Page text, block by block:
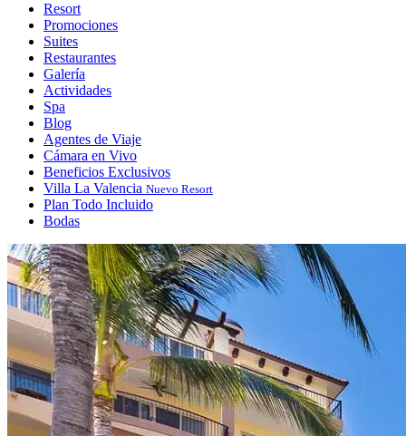
Resort
Promociones
Suites
Restaurantes
Galería
Actividades
Spa
Blog
Agentes de Viaje
Cámara en Vivo
Beneficios Exclusivos
Villa La Valencia Nuevo Resort
Plan Todo Incluido
Bodas